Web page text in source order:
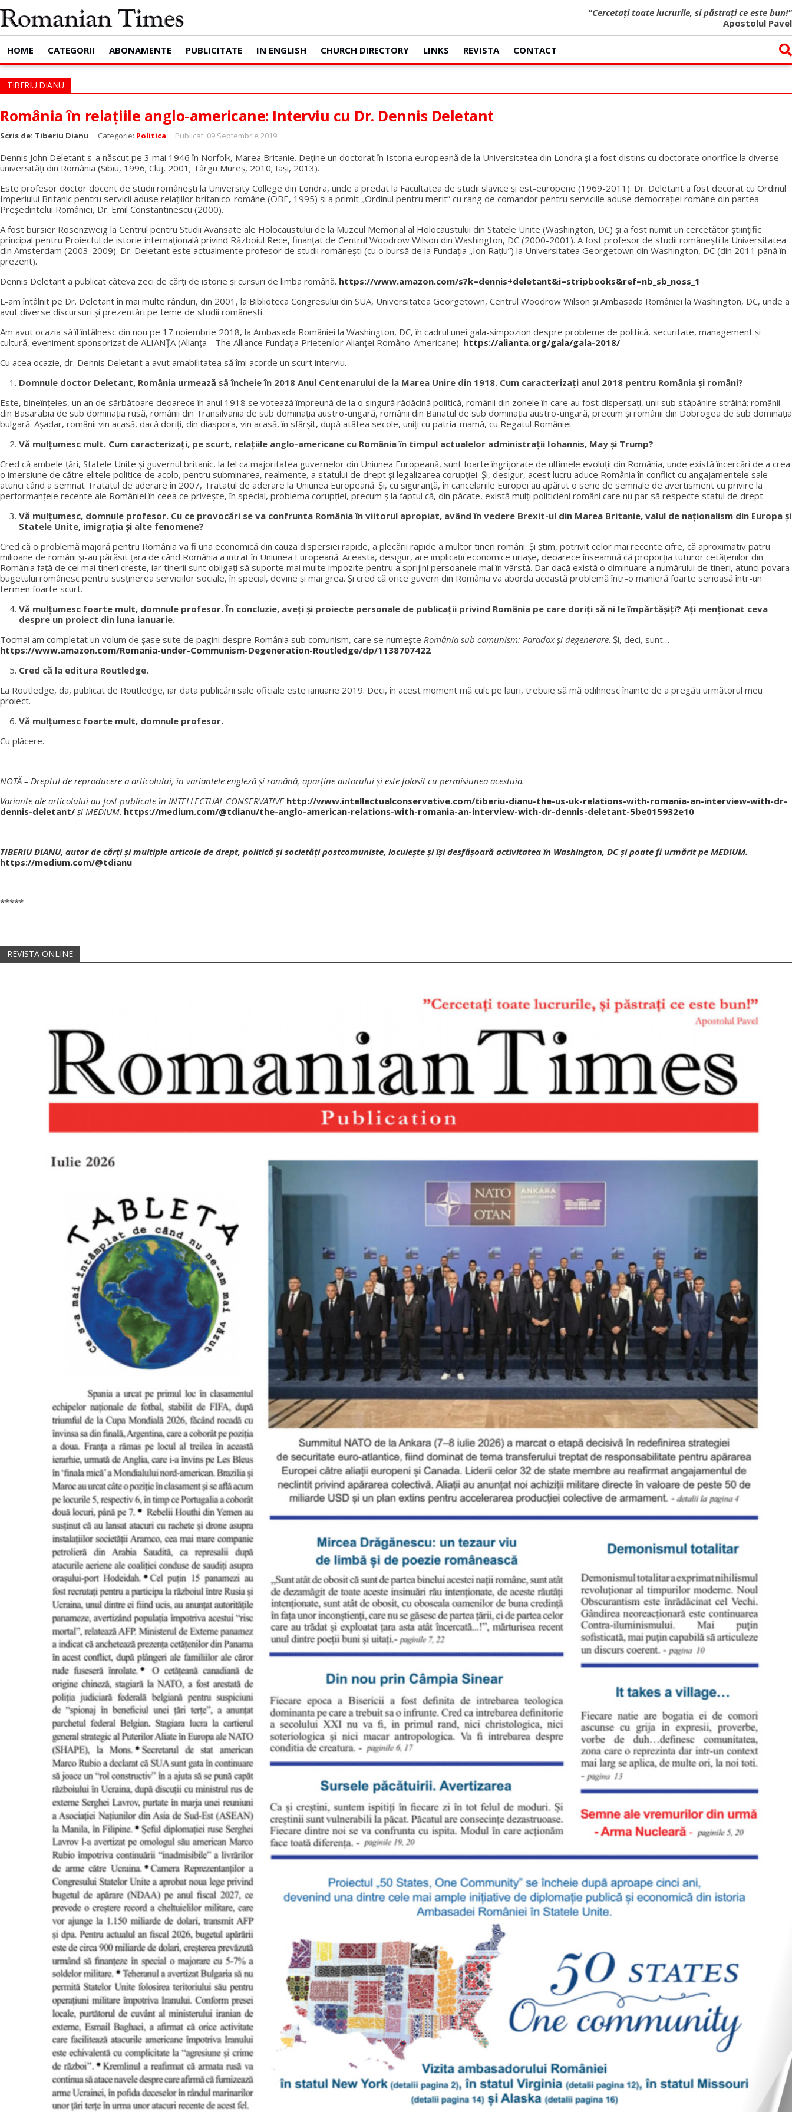
"Cercetați toate lucrurile, si păstrați ce este bun!"
Apostolul Pavel
HOME CATEGORII ABONAMENTE PUBLICITATE IN ENGLISH CHURCH DIRECTORY LINKS REVISTA CONTACT
TIBERIU DIANU
România în relaţiile anglo-americane: Interviu cu Dr. Dennis Deletant
Scris de: Tiberiu Dianu Categorie: Politica Publicat: 09 Septembrie 2019
Dennis John Deletant s-a născut pe 3 mai 1946 în Norfolk, Marea Britanie. Deține un doctorat în Istoria europeană de la Universitatea din Londra și a fost distins cu doctorate onorifice la diverse
universități din România (Sibiu, 1996; Cluj, 2001; Târgu Mureș, 2010; Iași, 2013).
Este profesor doctor docent de studii românești la University College din Londra, unde a predat la Facultatea de studii slavice și est-europene (1969-2011). Dr. Deletant a fost decorat cu Ordinul
Imperiului Britanic pentru servicii aduse relațiilor britanico-române (OBE, 1995) și a primit „Ordinul pentru merit” cu rang de comandor pentru serviciile aduse democrației române din partea
Președintelui României, Dr. Emil Constantinescu (2000).
A fost bursier Rosenzweig la Centrul pentru Studii Avansate ale Holocaustului de la Muzeul Memorial al Holocaustului din Statele Unite (Washington, DC) și a fost numit un cercetător ştiinţific
principal pentru Proiectul de istorie internațională privind Războiul Rece, finanțat de Centrul Woodrow Wilson din Washington, DC (2000-2001). A fost profesor de studii românești la Universitatea
din Amsterdam (2003-2009). Dr. Deletant este actualmente profesor de studii româneşti (cu o bursă de la Fundaţia „Ion Rațiu”) la Universitatea Georgetown din Washington, DC (din 2011 până în
prezent).
Dennis Deletant a publicat câteva zeci de cărți de istorie și cursuri de limba română. https://www.amazon.com/s?k=dennis+deletant&i=stripbooks&ref=nb_sb_noss_1
L-am întâlnit pe Dr. Deletant în mai multe rânduri, din 2001, la Biblioteca Congresului din SUA, Universitatea Georgetown, Centrul Woodrow Wilson şi Ambasada României la Washington, DC, unde a
avut diverse discursuri și prezentări pe teme de studii românești.
Am avut ocazia să îl întâlnesc din nou pe 17 noiembrie 2018, la Ambasada României la Washington, DC, în cadrul unei gala-simpozion despre probleme de politică, securitate, management și
cultură, eveniment sponsorizat de ALIANȚA (Alianța - The Alliance Fundația Prietenilor Alianței Româno-Americane). https://alianta.org/gala/gala-2018/
Cu acea ocazie, dr. Dennis Deletant a avut amabilitatea să îmi acorde un scurt interviu.
Domnule doctor Deletant, România urmează să încheie în 2018 Anul Centenarului de la Marea Unire din 1918. Cum caracterizaţi anul 2018 pentru România și români?
Este, bineînţeles, un an de sărbătoare deoarece în anul 1918 se votează împreună de la o singură rădăcină politică, românii din zonele în care au fost dispersați, unii sub stăpânire străină: românii
din Basarabia de sub dominația rusă, românii din Transilvania de sub dominaţia austro-ungară, românii din Banatul de sub dominaţia austro-ungară, precum şi românii din Dobrogea de sub dominaţia
bulgară. Așadar, românii vin acasă, dacă doriți, din diaspora, vin acasă, în sfârșit, după atâtea secole, uniți cu patria-mamă, cu Regatul României.
Vă mulțumesc mult. Cum caracterizaţi, pe scurt, relațiile anglo-americane cu România în timpul actualelor administrații Iohannis, May și Trump?
Cred că ambele ţări, Statele Unite şi guvernul britanic, la fel ca majoritatea guvernelor din Uniunea Europeană, sunt foarte îngrijorate de ultimele evoluții din România, unde există încercări de a crea
o imersiune de către elitele politice de acolo, pentru subminarea, realmente, a statului de drept și legalizarea corupției. Și, desigur, acest lucru aduce România în conflict cu angajamentele sale
atunci când a semnat Tratatul de aderare în 2007, Tratatul de aderare la Uniunea Europeană. Și, cu siguranță, în cancelariile Europei au apărut o serie de semnale de avertisment cu privire la
performanțele recente ale României în ceea ce privește, în special, problema corupției, precum ş la faptul că, din păcate, există mulți politicieni români care nu par să respecte statul de drept.
Vă mulțumesc, domnule profesor. Cu ce provocări se va confrunta România în viitorul apropiat, având în vedere Brexit-ul din Marea Britanie, valul de naționalism din Europa și
Statele Unite, imigrația şi alte fenomene?
Cred că o problemă majoră pentru România va fi una economică din cauza dispersiei rapide, a plecării rapide a multor tineri români. Și știm, potrivit celor mai recente cifre, că aproximativ patru
milioane de români şi-au părăsit ţara de când România a intrat în Uniunea Europeană. Aceasta, desigur, are implicații economice uriașe, deoarece înseamnă că proporția tuturor cetățenilor din
România față de cei mai tineri crește, iar tinerii sunt obligați să suporte mai multe impozite pentru a sprijini persoanele mai în vârstă. Dar dacă există o diminuare a numărului de tineri, atunci povara
bugetului românesc pentru susţinerea serviciilor sociale, în special, devine și mai grea. Și cred că orice guvern din România va aborda această problemă într-o manieră foarte serioasă într-un
termen foarte scurt.
Vă mulțumesc foarte mult, domnule profesor. În concluzie, aveţi şi proiecte personale de publicaţii privind România pe care doriţi să ni le împărtășiţi? Ați menționat ceva
despre un proiect din luna ianuarie.
Tocmai am completat un volum de șase sute de pagini despre România sub comunism, care se numește România sub comunism: Paradox și degenerare. Și, deci, sunt…
https://www.amazon.com/Romania-under-Communism-Degeneration-Routledge/dp/1138707422
Cred că la editura Routledge.
La Routledge, da, publicat de Routledge, iar data publicării sale oficiale este ianuarie 2019. Deci, în acest moment mă culc pe lauri, trebuie să mă odihnesc înainte de a pregăti următorul meu
proiect.
Vă mulțumesc foarte mult, domnule profesor.
Cu plăcere.
NOTĂ – Dreptul de reproducere a articolului, în variantele engleză şi română, aparţine autorului şi este folosit cu permisiunea acestuia.
Variante ale articolului au fost publicate în INTELLECTUAL CONSERVATIVE http://www.intellectualconservative.com/tiberiu-dianu-the-us-uk-relations-with-romania-an-interview-with-dr-
dennis-deletant/ şi MEDIUM. https://medium.com/@tdianu/the-anglo-american-relations-with-romania-an-interview-with-dr-dennis-deletant-5be015932e10
TIBERIU DIANU, autor de cărţi şi multiple articole de drept, politică și societăţi postcomuniste, locuieşte şi îşi desfăşoară activitatea în Washington, DC şi poate fi urmărit pe MEDIUM.
https://medium.com/@tdianu
*****
REVISTA ONLINE